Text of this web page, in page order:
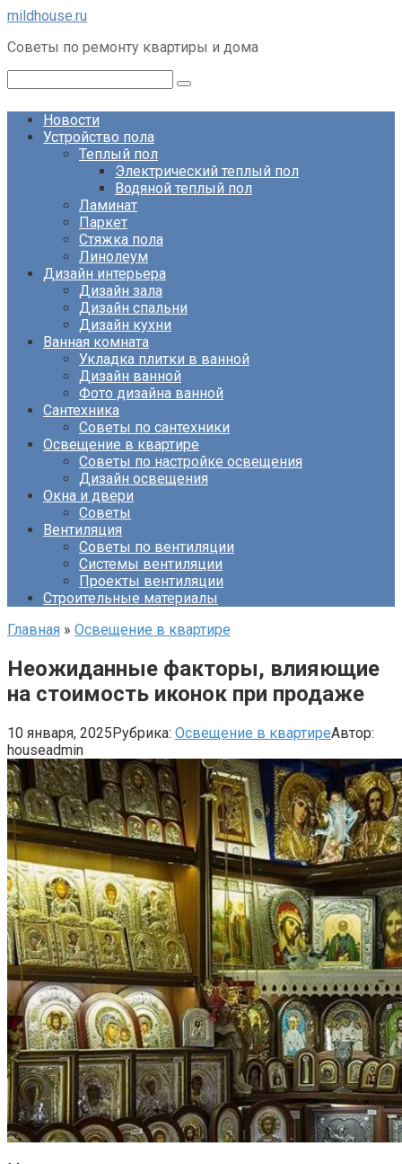
Перейти
контенту
mildhouse.ru
Советы по ремонту квартиры и дома
Новости
Устройство пола
Теплый пол
Электрический теплый пол
Водяной теплый пол
Ламинат
Паркет
Стяжка пола
Линолеум
Дизайн интерьера
Дизайн зала
Дизайн спальни
Дизайн кухни
Ванная комната
Укладка плитки в ванной
Дизайн ванной
Фото дизайна ванной
Сантехника
Советы по сантехники
Освещение в квартире
Советы по настройке освещения
Дизайн освещения
Окна и двери
Советы
Вентиляция
Советы по вентиляции
Системы вентиляции
Проекты вентиляции
Строительные материалы
Главная » Освещение в квартире
Неожиданные факторы, влияющие
на стоимость иконок при продаже
10 января, 2025Рубрика: Освещение в квартиреАвтор:
houseadmin